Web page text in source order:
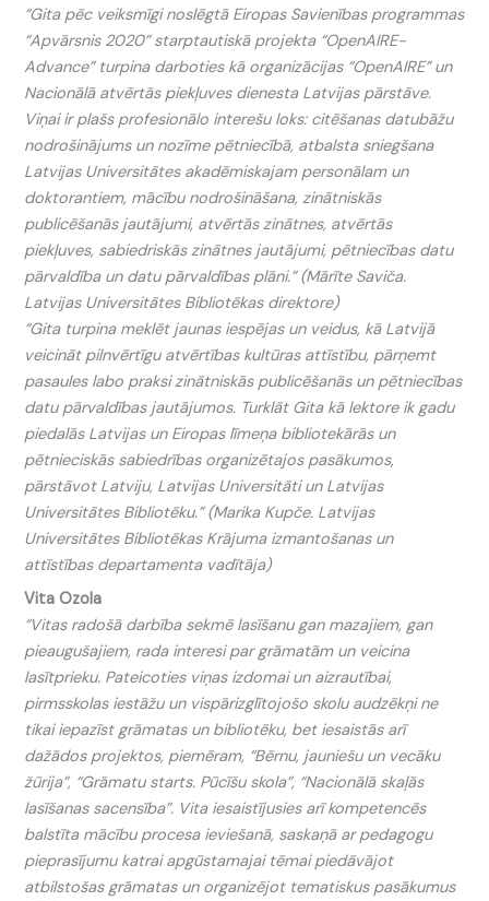
“Gita pēc veiksmīgi noslēgtā Eiropas Savienības programmas
“Apvārsnis 2020” starptautiskā projekta “OpenAIRE-
Advance” turpina darboties kā organizācijas “OpenAIRE” un
Nacionālā atvērtās piekļuves dienesta Latvijas pārstāve.
Viņai ir plašs profesionālo interešu loks: citēšanas datubāžu
nodrošinājums un nozīme pētniecībā, atbalsta sniegšana
Latvijas Universitātes akadēmiskajam personālam un
doktorantiem, mācību nodrošināšana, zinātniskās
publicēšanās jautājumi, atvērtās zinātnes, atvērtās
piekļuves, sabiedriskās zinātnes jautājumi, pētniecības datu
pārvaldība un datu pārvaldības plāni.” (Mārīte Saviča.
Latvijas Universitātes Bibliotēkas direktore)
“Gita turpina meklēt jaunas iespējas un veidus, kā Latvijā
veicināt pilnvērtīgu atvērtības kultūras attīstību, pārņemt
pasaules labo praksi zinātniskās publicēšanās un pētniecības
datu pārvaldības jautājumos. Turklāt Gita kā lektore ik gadu
piedalās Latvijas un Eiropas līmeņa bibliotekārās un
pētnieciskās sabiedrības organizētajos pasākumos,
pārstāvot Latviju, Latvijas Universitāti un Latvijas
Universitātes Bibliotēku.” (Marika Kupče. Latvijas
Universitātes Bibliotēkas Krājuma izmantošanas un
attīstības departamenta vadītāja)
Vita Ozola
“Vitas radošā darbība sekmē lasīšanu gan mazajiem, gan
pieaugušajiem, rada interesi par grāmatām un veicina
lasītprieku. Pateicoties viņas izdomai un aizrautībai,
pirmsskolas iestāžu un vispārizglītojošo skolu audzēkņi ne
tikai iepazīst grāmatas un bibliotēku, bet iesaistās arī
dažādos projektos, piemēram, “Bērnu, jauniešu un vecāku
žūrija”, “Grāmatu starts. Pūcīšu skola”, “Nacionālā skaļās
lasīšanas sacensība”. Vita iesaistījusies arī kompetencēs
balstīta mācību procesa ieviešanā, saskaņā ar pedagogu
pieprasījumu katrai apgūstamajai tēmai piedāvājot
atbilstošas grāmatas un organizējot tematiskus pasākumus